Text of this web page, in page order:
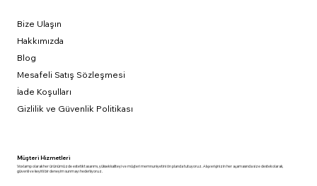
Bize Ulaşın
Hakkımızda
Blog
Mesafeli Satış Sözleşmesi
İade Koşulları
Gizlilik ve Güvenlik Politikası
Müşteri Hizmetleri
Voxlamp olarak her ürünümüzde estetik tasarımı, yüksek kaliteyi ve müşteri memnuniyetini ön planda tutuyoruz. Alışverişinizin her aşamasında size destek olarak,
güvenli ve keyifli bir deneyim sunmayı hedefliyoruz.